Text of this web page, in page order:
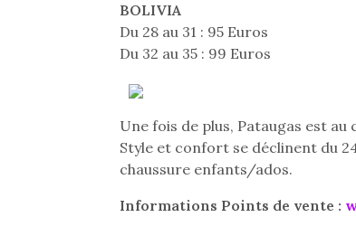
BOLIVIA
Du 28 au 31 : 95 Euros
Du 32 au 35 : 99 Euros
Une fois de plus, Pataugas est
Style et confort se déclinent du
chaussure enfants/ados.
Informations Points de vente :